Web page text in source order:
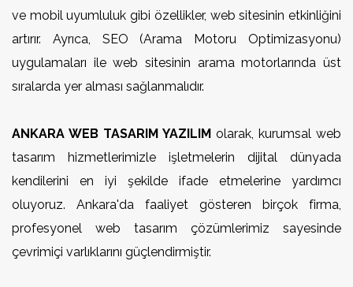
ve mobil uyumluluk gibi özellikler, web sitesinin etkinliğini
artırır. Ayrıca, SEO (Arama Motoru Optimizasyonu)
uygulamaları ile web sitesinin arama motorlarında üst
sıralarda yer alması sağlanmalıdır.
ANKARA WEB TASARIM YAZILIM olarak, kurumsal web
tasarım hizmetlerimizle işletmelerin dijital dünyada
kendilerini en iyi şekilde ifade etmelerine yardımcı
oluyoruz. Ankara'da faaliyet gösteren birçok firma,
profesyonel web tasarım çözümlerimiz sayesinde
çevrimiçi varlıklarını güçlendirmiştir.